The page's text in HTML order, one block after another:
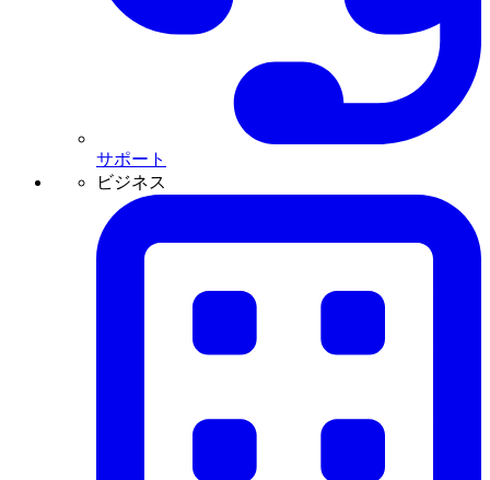
サポート
ビジネス